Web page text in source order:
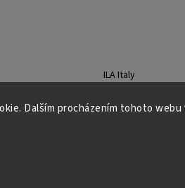
Dalším procházením tohoto
ILA Italy